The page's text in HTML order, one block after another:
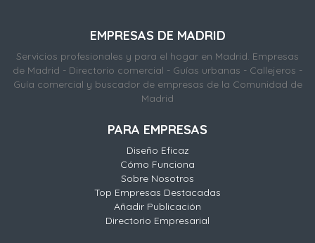
EMPRESAS DE MADRID
Servicios profesionales y para el hogar en Madrid. Empresas
de Madrid - Directorio comercial - Guías urbanas - Callejeros -
Guía comercial y buscador de empresas de la Comunidad de
Madrid
PARA EMPRESAS
Diseño Eficaz
Cómo Funciona
Sobre Nosotros
Top Empresas Destacadas
Añadir Publicación
Directorio Empresarial